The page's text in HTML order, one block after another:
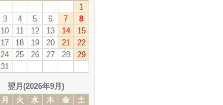
1
3 4 5 6 7
8
10 11 12 13 14
15
17 18 19 20 21
22
24 25 26 27 28
29
31
翌月(2026年9月)
月 火 水 木 金
土